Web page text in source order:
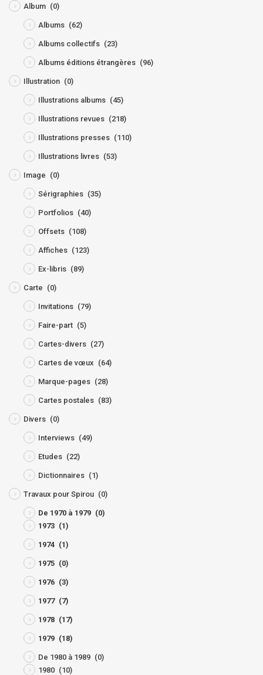
Album (0)
Albums (62)
Albums collectifs (23)
Albums éditions étrangères (96)
Illustration (0)
Illustrations albums (45)
Illustrations revues (218)
Illustrations presses (110)
Illustrations livres (53)
Image (0)
Sérigraphies (35)
Portfolios (40)
Offsets (108)
Affiches (123)
Ex-libris (89)
Carte (0)
Invitations (79)
Faire-part (5)
Cartes-divers (27)
Cartes de vœux (64)
Marque-pages (28)
Cartes postales (83)
Divers (0)
Interviews (49)
Etudes (22)
Dictionnaires (1)
Travaux pour Spirou (0)
De 1970 à 1979 (0)
1973 (1)
1974 (1)
1975 (0)
1976 (3)
1977 (7)
1978 (17)
1979 (18)
De 1980 à 1989 (0)
1980 (10)